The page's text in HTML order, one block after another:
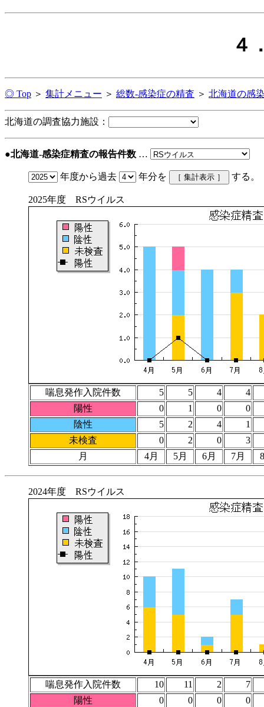
４
◎ Top ＞ 集計メニュー ＞ 総数-感染症の精査 ＞ 北海道の感
北海道の調査協力施設：
●北海道-感染症精査の報告件数 …
年度から過去 年分を する。
2025年度 RSウイルス
喘息発作入院件数 5 5 4
4
陽性
0 1 0
0
陰性
5 2 4
1
未検査
0 2 0
3
月
4月 5月 6月 7月
2024年度 RSウイルス
喘息発作入院件数 10 11 2
7
陽性
0 0 0
0